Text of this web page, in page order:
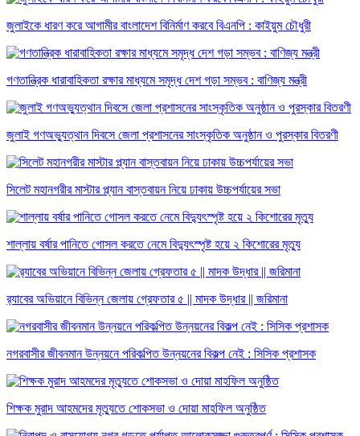
জুলাইকে ধারণ করে আগামীর বাংলাদেশ বিনির্মাণ করবে বিএনপি : কাইয়ুম চৌধুরী
গণতান্ত্রিক ধারাবাহিকতা রক্ষার মাধ্যমে সমৃদ্ধ দেশ গড়া সম্ভব : বাণিজ্য মন্ত্রী
জুলাই গণঅভ্যুত্থান দিবসে জেলা প্রশাসনের সাংস্কৃতিক অনুষ্ঠান ও পুরস্কার বিতরণী
সিলেট মহানগরীর মাস্টার প্ল্যান বাস্তবায়ন নিয়ে ঢাকায় উচ্চপর্যায়ের সভা
শাল্লায় বর্ষার পানিতে গোসল করতে নেমে বিদ্যুৎস্পৃষ্ট হয়ে ২ কিশোরের মৃত্যু
র‌্যাবের অভিয়ানে বিভিন্ন জেলায় গ্রেফতার ৫ || মাদক উদ্ধার || জরিমানা
নগরবাসীর জীবনমান উন্নয়নে পরিকল্পিত উন্নয়নের বিকল্প নেই : সিসিক প্রশাসক
শিক্ষক মুরাদ আহমদের মৃত্যুতে শোকসভা ও দোয়া মাহফিল অনুষ্ঠিত